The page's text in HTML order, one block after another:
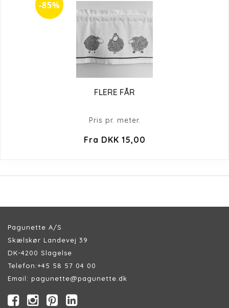
-85%
FLERE FÅR
Pris pr. meter.
Fra DKK 15,00
Pagunette A/S
Skælskør Landevej 39
DK-4200 Slagelse
Telefon:+45 58 57 04 00
Email: pagunette@pagunette.dk